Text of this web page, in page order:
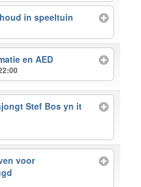
in speeltuin
en AED
Stef Bos yn it
voor